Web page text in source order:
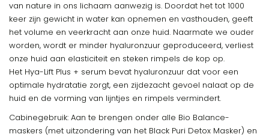
van nature in ons lichaam aanwezig is. Doordat het tot 1000
keer zijn gewicht in water kan opnemen en vasthouden, geeft
het volume en veerkracht aan onze huid. Naarmate we ouder
worden, wordt er minder hyaluronzuur geproduceerd, verliest
onze huid aan elasticiteit en steken rimpels de kop op.
Het Hya-Lift Plus + serum bevat hyaluronzuur dat voor een
optimale hydratatie zorgt, een zijdezacht gevoel nalaat op de
huid en de vorming van lijntjes en rimpels vermindert.
Cabinegebruik: Aan te brengen onder alle Bio Balance-
maskers (met uitzondering van het Black Puri Detox Masker) en